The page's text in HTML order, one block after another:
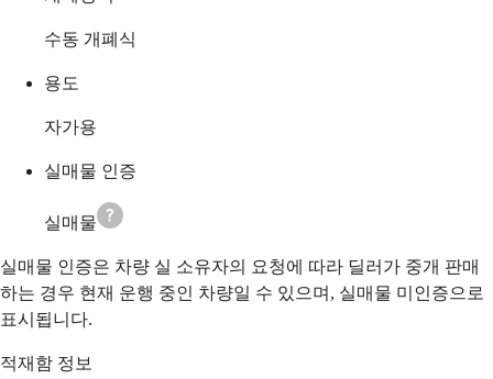
수동 개폐식
용도
자가용
실매물 인증
실매물
실매물 인증은 차량 실 소유자의 요청에 따라 딜러가 중개 판매
하는 경우 현재 운행 중인 차량일 수 있으며, 실매물 미인증으로
표시됩니다.
적재함 정보